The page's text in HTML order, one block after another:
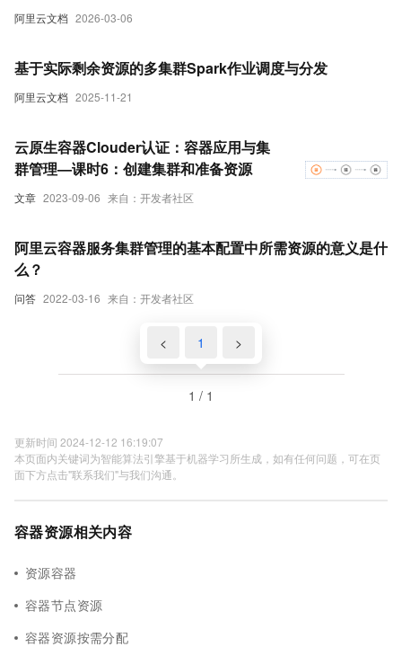
阿里云文档 2026-03-06
阿里云文档 2025-11-21
基于实际剩余资源的多集群Spark作业调度与分发
文章 2023-09-06 来自：开发者社区
云原生容器Clouder认证：容器应用与集
群管理—课时6：创建集群和准备资源
问答 2022-03-16 来自：开发者社区
阿里云容器服务集群管理的基本配置中所需资源的意义是什
么？
< 1 >
1 / 1
更新时间 2024-12-12 16:19:07
本页面内关键词为智能算法引擎基于机器学习所生成，如有任何问题，可在页
面下方点击"联系我们"与我们沟通。
容器资源相关内容
资源容器
容器节点资源
容器资源按需分配